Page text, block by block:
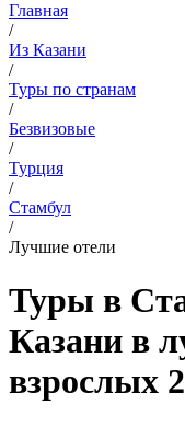
Главная
/
Из Казани
/
Туры по странам
/
Безвизовые
/
Турция
/
Стамбул
/
Лучшие отели
Туры в
Казани в
взрослых